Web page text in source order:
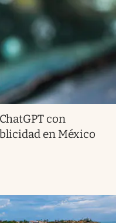
con
en México